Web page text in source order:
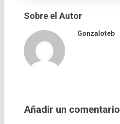
Sobre el Autor
Gonzaloteb
Añadir un comentario